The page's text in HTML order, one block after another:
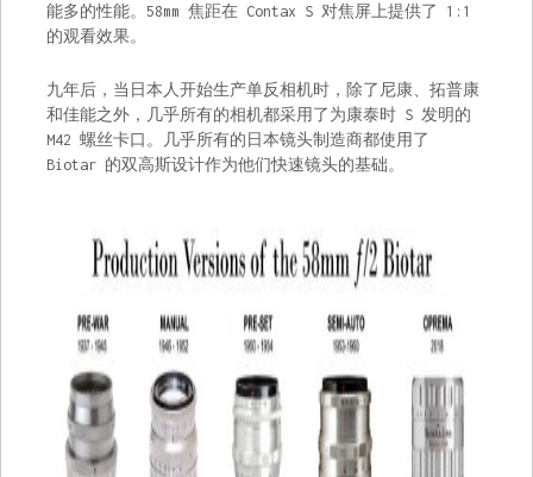
能多的性能。58mm 焦距在 Contax S 对焦屏上提供了 1:1
的观看效果。
九年后，当日本人开始生产单反相机时，除了尼康、拓普康
和佳能之外，几乎所有的相机都采用了为康泰时 S 发明的
M42 螺丝卡口。几乎所有的日本镜头制造商都使用了
Biotar 的双高斯设计作为他们快速镜头的基础。